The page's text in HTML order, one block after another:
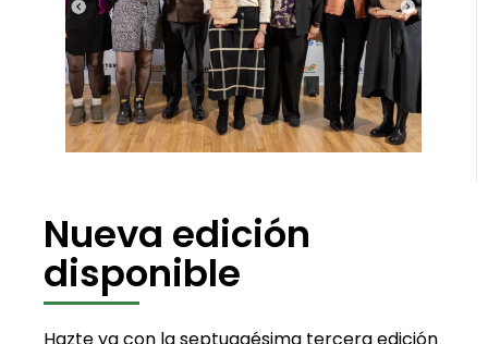
Nueva edición
disponible
Hazte ya con la septuagésima tercera edición